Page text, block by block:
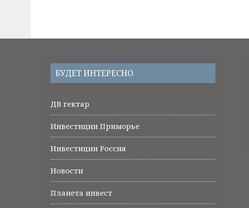
БУДЕТ ИНТЕРЕСНО
ДВ гектар
Инвестиции Приморье
Инвестиции Россия
Новости
Планета инвест